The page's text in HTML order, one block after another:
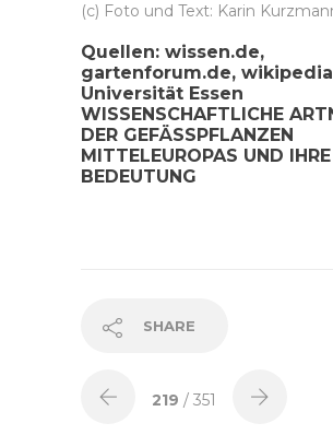
(c) Foto und Text: Karin
Quellen: wissen.de,
gartenforum.de,
Universität Essen
WISSENSCHAFTLICHE
DER GEFÄSSPFLANZEN
MITTELEUROPAS UND IHRE
BEDEUTUNG
SHARE
219 / 351